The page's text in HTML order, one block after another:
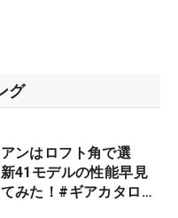
グ
ンはロフト角で選
41モデルの性能早見
みた！#ギアカタログ